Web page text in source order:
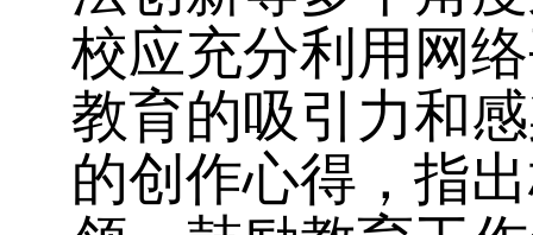
校应充分利用网
教育的吸引力和
的创作心得，指